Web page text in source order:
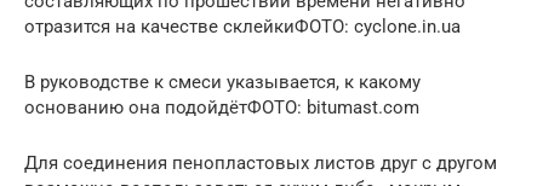
отразится на качестве склейкиФОТО: cyclone.in.ua
В руководстве к смеси указывается, к какому
основанию она подойдётФОТО: bitumast.com
Для соединения пенопластовых листов друг с другом